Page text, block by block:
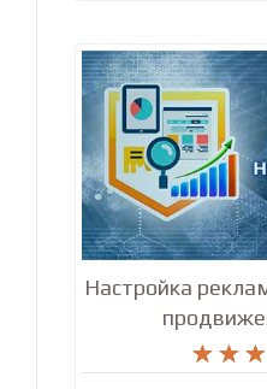
Настройка
  
  